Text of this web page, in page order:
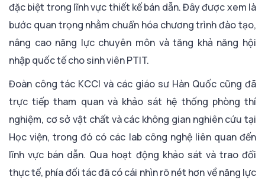
đặc biệt trong lĩnh vực thiết kế bán dẫn. Đây được xem là
bước quan trọng nhằm chuẩn hóa chương trình đào tạo,
nâng cao năng lực chuyên môn và tăng khả năng hội
nhập quốc tế cho sinh viên PTIT.
Đoàn công tác KCCI và các giáo sư Hàn Quốc cũng đã
trực tiếp tham quan và khảo sát hệ thống phòng thí
nghiệm, cơ sở vật chất và các không gian nghiên cứu tại
Học viện, trong đó có các lab công nghệ liên quan đến
lĩnh vực bán dẫn. Qua hoạt động khảo sát và trao đổi
thực tế, phía đối tác đã có cái nhìn rõ nét hơn về năng lực